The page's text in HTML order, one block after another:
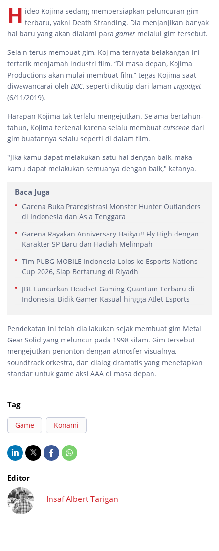
H ideo Kojima sedang mempersiapkan peluncuran gim
terbaru, yakni Death Stranding. Dia menjanjikan banyak
hal baru yang akan dialami para gamer melalui gim tersebut.
Selain terus membuat gim, Kojima ternyata belakangan ini
tertarik menjamah industri film. “Di masa depan, Kojima
Productions akan mulai membuat film,” tegas Kojima saat
diwawancarai oleh BBC, seperti dikutip dari laman Engadget
(6/11/2019).
Harapan Kojima tak terlalu mengejutkan. Selama bertahun-
tahun, Kojima terkenal karena selalu membuat cutscene dari
gim buatannya selalu seperti di dalam film.
"Jika kamu dapat melakukan satu hal dengan baik, maka
kamu dapat melakukan semuanya dengan baik," katanya.
Baca Juga
Garena Buka Praregistrasi Monster Hunter Outlanders
di Indonesia dan Asia Tenggara
Garena Rayakan Anniversary Haikyu!! Fly High dengan
Karakter SP Baru dan Hadiah Melimpah
Tim PUBG MOBILE Indonesia Lolos ke Esports Nations
Cup 2026, Siap Bertarung di Riyadh
JBL Luncurkan Headset Gaming Quantum Terbaru di
Indonesia, Bidik Gamer Kasual hingga Atlet Esports
Pendekatan ini telah dia lakukan sejak membuat gim Metal
Gear Solid yang meluncur pada 1998 silam. Gim tersebut
mengejutkan penonton dengan atmosfer visualnya,
soundtrack orkestra, dan dialog dramatis yang menetapkan
standar untuk game aksi AAA di masa depan.
Tag
Game Konami
Editor
Insaf Albert Tarigan